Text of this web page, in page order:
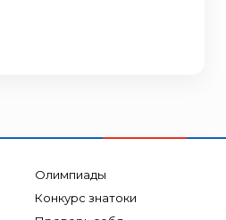
Олимпиады
Конкурс знатоки